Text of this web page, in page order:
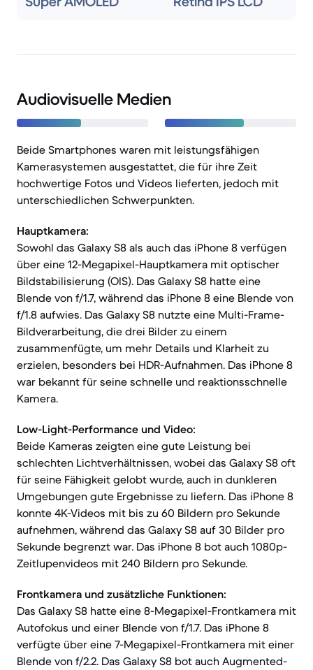
Audiovisuelle Medien
Beide Smartphones waren mit leistungsfähigen
Kamerasystemen ausgestattet, die für ihre Zeit
hochwertige Fotos und Videos lieferten, jedoch mit
unterschiedlichen Schwerpunkten.
Hauptkamera:
Sowohl das Galaxy S8 als auch das iPhone 8 verfügen
über eine 12-Megapixel-Hauptkamera mit optischer
Bildstabilisierung (OIS). Das Galaxy S8 hatte eine
Blende von f/1.7, während das iPhone 8 eine Blende von
f/1.8 aufwies. Das Galaxy S8 nutzte eine Multi-Frame-
Bildverarbeitung, die drei Bilder zu einem
zusammenfügte, um mehr Details und Klarheit zu
erzielen, besonders bei HDR-Aufnahmen. Das iPhone 8
war bekannt für seine schnelle und reaktionsschnelle
Kamera.
Low-Light-Performance und Video:
Beide Kameras zeigten eine gute Leistung bei
schlechten Lichtverhältnissen, wobei das Galaxy S8 oft
für seine Fähigkeit gelobt wurde, auch in dunkleren
Umgebungen gute Ergebnisse zu liefern. Das iPhone 8
konnte 4K-Videos mit bis zu 60 Bildern pro Sekunde
aufnehmen, während das Galaxy S8 auf 30 Bilder pro
Sekunde begrenzt war. Das iPhone 8 bot auch 1080p-
Zeitlupenvideos mit 240 Bildern pro Sekunde.
Frontkamera und zusätzliche Funktionen:
Das Galaxy S8 hatte eine 8-Megapixel-Frontkamera mit
Autofokus und einer Blende von f/1.7. Das iPhone 8
verfügte über eine 7-Megapixel-Frontkamera mit einer
Blende von f/2.2. Das Galaxy S8 bot auch Augmented-